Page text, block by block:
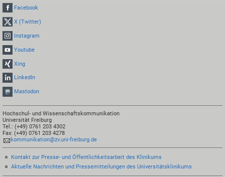
Facebook
X (Twitter)
Instagram
Youtube
Xing
LinkedIn
Mastodon
Hochschul- und Wissenschaftskommunikation
Universität Freiburg
Tel.: (+49) 0761 203 4302
Fax: (+49) 0761 203 4278
kommunikation@zv.uni-freiburg.de
Kontakt zur Presse- und Öffentlichkeitsarbeit des Klinikums
Aktuelle Nachrichten und Pressemitteilungen des Universitätsklinikums